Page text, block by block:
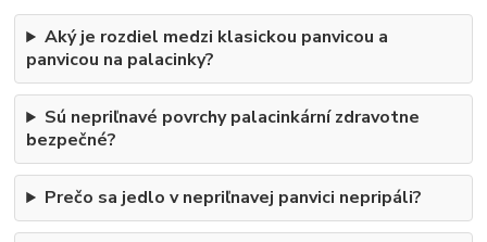
Aký je rozdiel medzi klasickou panvicou a
panvicou na palacinky?
Sú nepriľnavé povrchy palacinkární zdravotne
bezpečné?
Prečo sa jedlo v nepriľnavej panvici nepripáli?